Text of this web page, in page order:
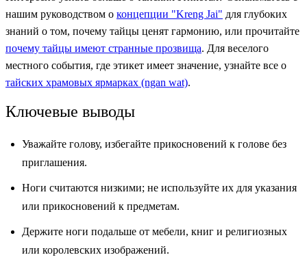
нашим руководством о концепции "Kreng Jai" для глубоких
знаний о том, почему тайцы ценят гармонию, или прочитайте
почему тайцы имеют странные прозвища. Для веселого
местного события, где этикет имеет значение, узнайте все о
тайских храмовых ярмарках (ngan wat).
Ключевые выводы
Уважайте голову, избегайте прикосновений к голове без
приглашения.
Ноги считаются низкими; не используйте их для указания
или прикосновений к предметам.
Держите ноги подальше от мебели, книг и религиозных
или королевских изображений.